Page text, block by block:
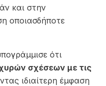
και στην
οποιασδήποτε
ότι
σχέσεων με τις
ιδιαίτερη έμφαση